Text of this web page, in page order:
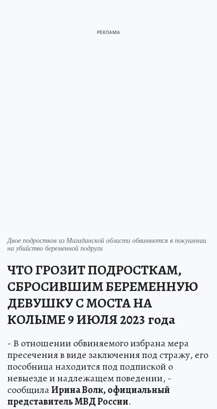
Двое подростков из Магаданской области обвиняются в покушении
на убийство беременной подруги
ЧТО ГРОЗИТ ПОДРОСТКАМ,
СБРОСИВШИМ БЕРЕМЕННУЮ
ДЕВУШКУ С МОСТА НА
КОЛЫМЕ 9 ИЮЛЯ 2023 года
- В отношении обвиняемого избрана мера
пресечения в виде заключения под стражу, его
пособница находится под подпиской о
невыезде и надлежащем поведении, -
сообщилаИрина Волк, официальный
представитель МВД России.